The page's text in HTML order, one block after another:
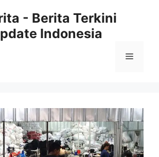
- Berita Terkini
Indonesia
Menu